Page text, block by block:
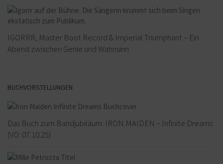
IGORRR, Master Boot Record & Imperial Triumphant – Ein
Abend zwischen Genie und Wahnsinn
BUCHVORSTELLUNGEN
Das Buch zum Bandjubiläum: IRON MAIDEN – Infinite Dreams
(VÖ: 07.10.25)